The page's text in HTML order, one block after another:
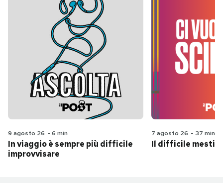
9 agosto 26 - 6 min
In viaggio è sempre più difficile
improvvisare
7 agosto 26 - 37 min
Il difficile